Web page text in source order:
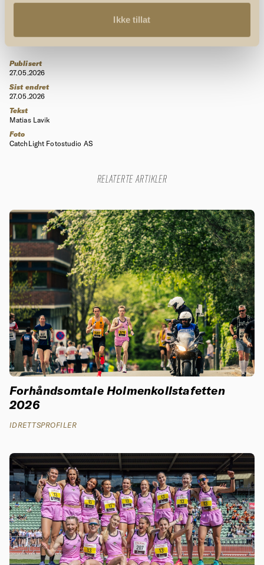
Ikke tillat
Søgård Lehmann kunne nok en gang løpe Ull/Kisa inn til
seier, mens tidligere norgesmester på 200 meter Kenny
Emi Tijani-Ajayi sikret tredjeplassen til arrangørklubben.
Publisert
27.05.2026
Sist endret
27.05.2026
Tekst
Matias Lavik
Foto
CatchLight Fotostudio AS
RELATERTE ARTIKLER
Forhåndsomtale Holmenkollstafetten
2026
IDRETTSPROFILER